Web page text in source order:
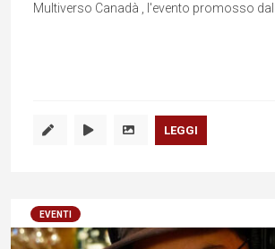
Multiverso Canadà , l'evento promosso
LEGGI
EVENTI